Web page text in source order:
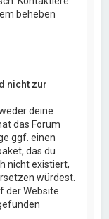
beheben
nicht zur
deine
das Forum
ggf. einen
das du
nicht existiert,
würdest.
der Website